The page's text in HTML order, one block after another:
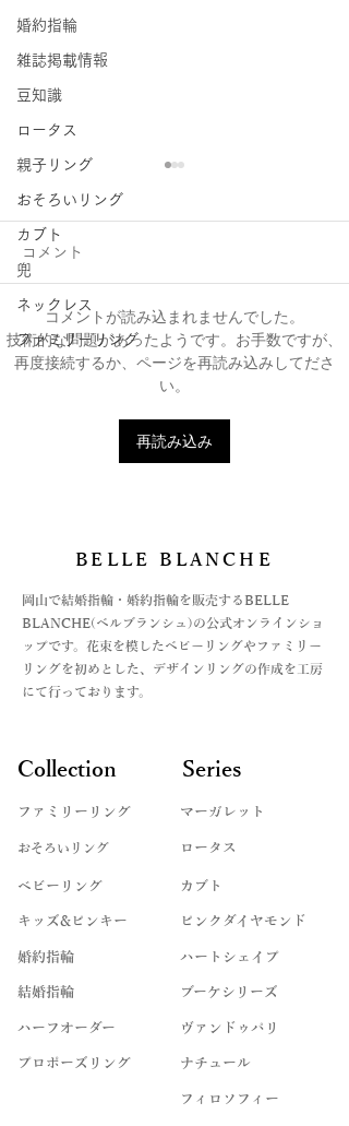
婚約指輪
雑誌掲載情報
豆知識
ロータス
親子リング
おそろいリング
カブト
兜
ネックレス
ファミリーリング
ファミリーリング B002ハ
ート型にセッティング♡
コメント
コメントが読み込まれませんでした。
技術的な問題があったようです。お手数ですが、
再度接続するか、ページを再読み込みしてださ
い。
再読み込み
BELLE BLANCHE
​岡山で結婚指輪・婚約指輪を販売するBELLE
BLANCHE(ベルブランシュ)の公式オンラインショ
ップです。花束を模したベビーリングやファミリー
リングを初めとした、デザインリングの作成を工房
にて行っております。
Collection Series
ファミリーリング マーガレット
​おそろいリング ロータス
ベビーリング カブト
キッズ&ピンキー ピンクダイヤモンド
婚約指輪 ハートシェイプ
結婚指輪 ブーケシリーズ
​ハーフオーダー ヴァンドゥパリ
プロポーズリング ​ナチュール
フィロソフィー